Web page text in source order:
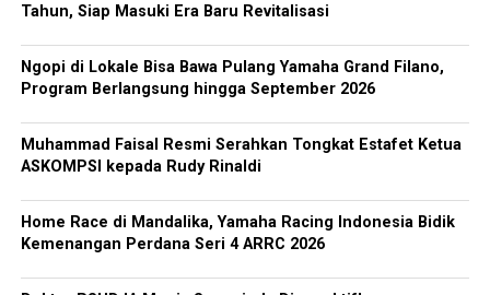
Tahun, Siap Masuki Era Baru Revitalisasi
Ngopi di Lokale Bisa Bawa Pulang Yamaha Grand Filano,
Program Berlangsung hingga September 2026
Muhammad Faisal Resmi Serahkan Tongkat Estafet Ketua
ASKOMPSI kepada Rudy Rinaldi
Home Race di Mandalika, Yamaha Racing Indonesia Bidik
Kemenangan Perdana Seri 4 ARRC 2026